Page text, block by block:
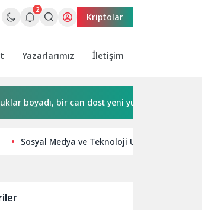
2
Kriptolar
Yazarlarımız İletişim
bir can dost yeni yuvasına kavuştu
Sosyal Medya ve Teknoloji Uyumunu Artırın: